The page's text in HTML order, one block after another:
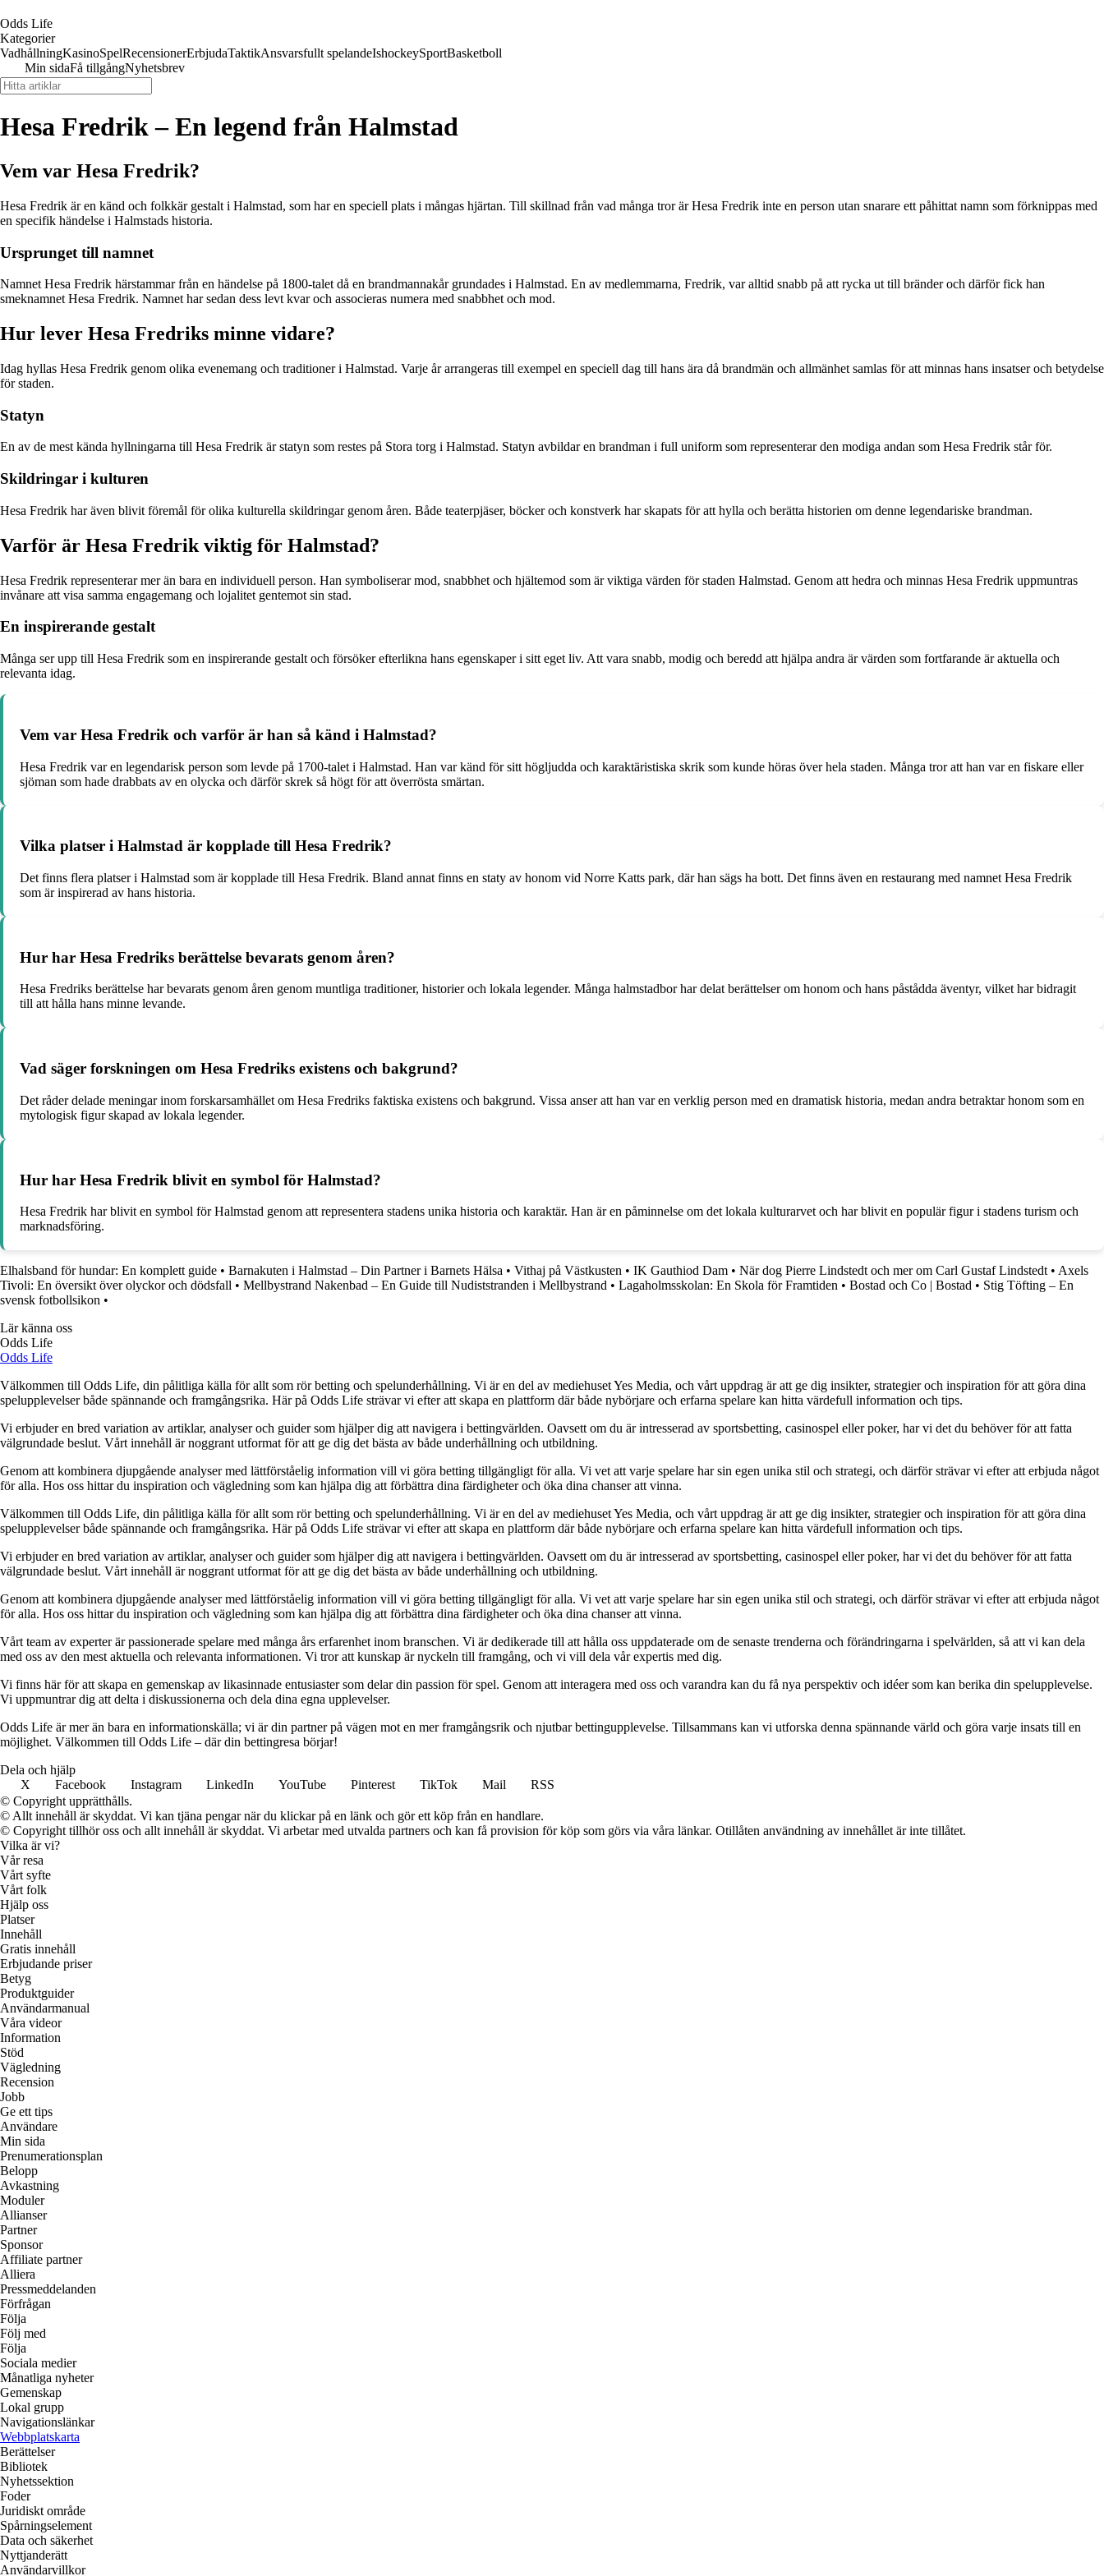
Odds Life
Kategorier
VadhållningKasinoSpelRecensionerErbjudaTaktikAnsvarsfullt spelandeIshockeySportBasketboll
Min sidaFå tillgångNyhetsbrev
Hesa Fredrik – En legend från Halmstad
Vem var Hesa Fredrik?
Hesa Fredrik är en känd och folkkär gestalt i Halmstad, som har en speciell plats i mångas hjärtan. Till skillnad från vad många tror är Hesa Fredrik inte en person utan snarare ett påhittat namn som förknippas med
en specifik händelse i Halmstads historia.
Ursprunget till namnet
Namnet Hesa Fredrik härstammar från en händelse på 1800-talet då en brandmannakår grundades i Halmstad. En av medlemmarna, Fredrik, var alltid snabb på att rycka ut till bränder och därför fick han
smeknamnet Hesa Fredrik. Namnet har sedan dess levt kvar och associeras numera med snabbhet och mod.
Hur lever Hesa Fredriks minne vidare?
Idag hyllas Hesa Fredrik genom olika evenemang och traditioner i Halmstad. Varje år arrangeras till exempel en speciell dag till hans ära då brandmän och allmänhet samlas för att minnas hans insatser och betydelse
för staden.
Statyn
En av de mest kända hyllningarna till Hesa Fredrik är statyn som restes på Stora torg i Halmstad. Statyn avbildar en brandman i full uniform som representerar den modiga andan som Hesa Fredrik står för.
Skildringar i kulturen
Hesa Fredrik har även blivit föremål för olika kulturella skildringar genom åren. Både teaterpjäser, böcker och konstverk har skapats för att hylla och berätta historien om denne legendariske brandman.
Varför är Hesa Fredrik viktig för Halmstad?
Hesa Fredrik representerar mer än bara en individuell person. Han symboliserar mod, snabbhet och hjältemod som är viktiga värden för staden Halmstad. Genom att hedra och minnas Hesa Fredrik uppmuntras
invånare att visa samma engagemang och lojalitet gentemot sin stad.
En inspirerande gestalt
Många ser upp till Hesa Fredrik som en inspirerande gestalt och försöker efterlikna hans egenskaper i sitt eget liv. Att vara snabb, modig och beredd att hjälpa andra är värden som fortfarande är aktuella och
relevanta idag.
Vem var Hesa Fredrik och varför är han så känd i Halmstad?
Hesa Fredrik var en legendarisk person som levde på 1700-talet i Halmstad. Han var känd för sitt högljudda och karaktäristiska skrik som kunde höras över hela staden. Många tror att han var en fiskare eller
sjöman som hade drabbats av en olycka och därför skrek så högt för att överrösta smärtan.
Vilka platser i Halmstad är kopplade till Hesa Fredrik?
Det finns flera platser i Halmstad som är kopplade till Hesa Fredrik. Bland annat finns en staty av honom vid Norre Katts park, där han sägs ha bott. Det finns även en restaurang med namnet Hesa Fredrik
som är inspirerad av hans historia.
Hur har Hesa Fredriks berättelse bevarats genom åren?
Hesa Fredriks berättelse har bevarats genom åren genom muntliga traditioner, historier och lokala legender. Många halmstadbor har delat berättelser om honom och hans påstådda äventyr, vilket har bidragit
till att hålla hans minne levande.
Vad säger forskningen om Hesa Fredriks existens och bakgrund?
Det råder delade meningar inom forskarsamhället om Hesa Fredriks faktiska existens och bakgrund. Vissa anser att han var en verklig person med en dramatisk historia, medan andra betraktar honom som en
mytologisk figur skapad av lokala legender.
Hur har Hesa Fredrik blivit en symbol för Halmstad?
Hesa Fredrik har blivit en symbol för Halmstad genom att representera stadens unika historia och karaktär. Han är en påminnelse om det lokala kulturarvet och har blivit en populär figur i stadens turism och
marknadsföring.
Elhalsband för hundar: En komplett guide • Barnakuten i Halmstad – Din Partner i Barnets Hälsa • Vithaj på Västkusten • IK Gauthiod Dam • När dog Pierre Lindstedt och mer om Carl Gustaf Lindstedt • Axels
Tivoli: En översikt över olyckor och dödsfall • Mellbystrand Nakenbad – En Guide till Nudiststranden i Mellbystrand • Lagaholmsskolan: En Skola för Framtiden • Bostad och Co | Bostad • Stig Töfting – En
svensk fotbollsikon •
Lär känna oss
Odds Life
Odds Life
Välkommen till Odds Life, din pålitliga källa för allt som rör betting och spelunderhållning. Vi är en del av mediehuset Yes Media, och vårt uppdrag är att ge dig insikter, strategier och inspiration för att göra dina
spelupplevelser både spännande och framgångsrika. Här på Odds Life strävar vi efter att skapa en plattform där både nybörjare och erfarna spelare kan hitta värdefull information och tips.
Vi erbjuder en bred variation av artiklar, analyser och guider som hjälper dig att navigera i bettingvärlden. Oavsett om du är intresserad av sportsbetting, casinospel eller poker, har vi det du behöver för att fatta
välgrundade beslut. Vårt innehåll är noggrant utformat för att ge dig det bästa av både underhållning och utbildning.
Genom att kombinera djupgående analyser med lättförståelig information vill vi göra betting tillgängligt för alla. Vi vet att varje spelare har sin egen unika stil och strategi, och därför strävar vi efter att erbjuda något
för alla. Hos oss hittar du inspiration och vägledning som kan hjälpa dig att förbättra dina färdigheter och öka dina chanser att vinna.
Välkommen till Odds Life, din pålitliga källa för allt som rör betting och spelunderhållning. Vi är en del av mediehuset Yes Media, och vårt uppdrag är att ge dig insikter, strategier och inspiration för att göra dina
spelupplevelser både spännande och framgångsrika. Här på Odds Life strävar vi efter att skapa en plattform där både nybörjare och erfarna spelare kan hitta värdefull information och tips.
Vi erbjuder en bred variation av artiklar, analyser och guider som hjälper dig att navigera i bettingvärlden. Oavsett om du är intresserad av sportsbetting, casinospel eller poker, har vi det du behöver för att fatta
välgrundade beslut. Vårt innehåll är noggrant utformat för att ge dig det bästa av både underhållning och utbildning.
Genom att kombinera djupgående analyser med lättförståelig information vill vi göra betting tillgängligt för alla. Vi vet att varje spelare har sin egen unika stil och strategi, och därför strävar vi efter att erbjuda något
för alla. Hos oss hittar du inspiration och vägledning som kan hjälpa dig att förbättra dina färdigheter och öka dina chanser att vinna.
Vårt team av experter är passionerade spelare med många års erfarenhet inom branschen. Vi är dedikerade till att hålla oss uppdaterade om de senaste trenderna och förändringarna i spelvärlden, så att vi kan dela
med oss av den mest aktuella och relevanta informationen. Vi tror att kunskap är nyckeln till framgång, och vi vill dela vår expertis med dig.
Vi finns här för att skapa en gemenskap av likasinnade entusiaster som delar din passion för spel. Genom att interagera med oss och varandra kan du få nya perspektiv och idéer som kan berika din spelupplevelse.
Vi uppmuntrar dig att delta i diskussionerna och dela dina egna upplevelser.
Odds Life är mer än bara en informationskälla; vi är din partner på vägen mot en mer framgångsrik och njutbar bettingupplevelse. Tillsammans kan vi utforska denna spännande värld och göra varje insats till en
möjlighet. Välkommen till Odds Life – där din bettingresa börjar!
Dela och hjälp
X
Facebook Instagram LinkedIn YouTube Pinterest TikTok Mail
RSS
© Copyright upprätthålls.
© Allt innehåll är skyddat. Vi kan tjäna pengar när du klickar på en länk och gör ett köp från en handlare.
© Copyright tillhör oss och allt innehåll är skyddat. Vi arbetar med utvalda partners och kan få provision för köp som görs via våra länkar. Otillåten användning av innehållet är inte tillåtet.
Vilka är vi?
Vår resa
Vårt syfte
Vårt folk
Hjälp oss
Platser
Innehåll
Gratis innehåll
Erbjudande priser
Betyg
Produktguider
Användarmanual
Våra videor
Information
Stöd
Vägledning
Recension
Jobb
Ge ett tips
Användare
Min sida
Prenumerationsplan
Belopp
Avkastning
Moduler
Allianser
Partner
Sponsor
Affiliate partner
Alliera
Pressmeddelanden
Förfrågan
Följa
Följ med
Följa
Sociala medier
Månatliga nyheter
Gemenskap
Lokal grupp
Navigationslänkar
Webbplatskarta
Berättelser
Bibliotek
Nyhetssektion
Foder
Juridiskt område
Spårningselement
Data och säkerhet
Nyttjanderätt
Användarvillkor